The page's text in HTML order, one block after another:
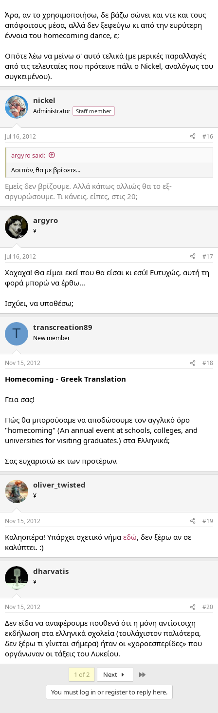
Άρα, αν το χρησιμοποιήσω, δε βάζω σώνει και ντε και τους
απόφοιτους μέσα, αλλά δεν ξεφεύγω κι από την ευρύτερη
έννοια του homecoming dance, ε;
Οπότε λέω να μείνω σ' αυτό τελικά (με μερικές παραλλαγές
από τις τελευταίες που πρότεινε πάλι ο Nickel, αναλόγως του
συγκειμένου).
nickel
Administrator Staff member
Jul 16, 2012 #16
argyro said:
Λοιπόν, θα με βρίσετε...
Εμείς δεν βρίζουμε. Αλλά κάπως αλλιώς θα το εξ-
αργυρώσουμε. Τι κάνεις, είπες, στις 20;
argyro
¥
Jul 16, 2012 #17
Χαχαχα! Θα είμαι εκεί που θα είσαι κι εσύ! Ευτυχώς, αυτή τη
φορά μπορώ να έρθω...
Ισχύει, να υποθέσω;
T transcreation89
New member
Nov 15, 2012 #18
Homecoming - Greek Translation
Γεια σας!
Πώς θα μπορούσαμε να αποδώσουμε τον αγγλικό όρο
"homecoming" (An annual event at schools, colleges, and
universities for visiting graduates.) στα Ελληνικά;
Σας ευχαριστώ εκ των προτέρων.
oliver_twisted
¥
Nov 15, 2012 #19
Καλησπέρα! Υπάρχει σχετικό νήμα εδώ, δεν ξέρω αν σε
καλύπτει. :)
dharvatis
¥
Nov 15, 2012 #20
Δεν είδα να αναφέρουμε πουθενά ότι η μόνη αντίστοιχη
εκδήλωση στα ελληνικά σχολεία (τουλάχιστον παλιότερα,
δεν ξέρω τι γίνεται σήμερα) ήταν οι «χοροεσπερίδες» που
οργάνωναν οι τάξεις του Λυκείου.
1 of 2 Next
You must log in or register to reply here.